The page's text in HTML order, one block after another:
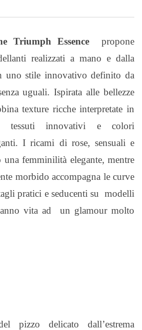
Triumph Essence
propone
realizzati a mano e dalla
uno stile innovativo definito da
uguali. Ispirata alle bellezze
texture ricche interpretate in
tessuti innovativi e colori
I ricami di rose, sensuali e
femminilità elegante, mentre
morbido accompagna le curve
pratici e seducenti su
modelli
vita ad
un glamour molto
pizzo delicato dall’estrema